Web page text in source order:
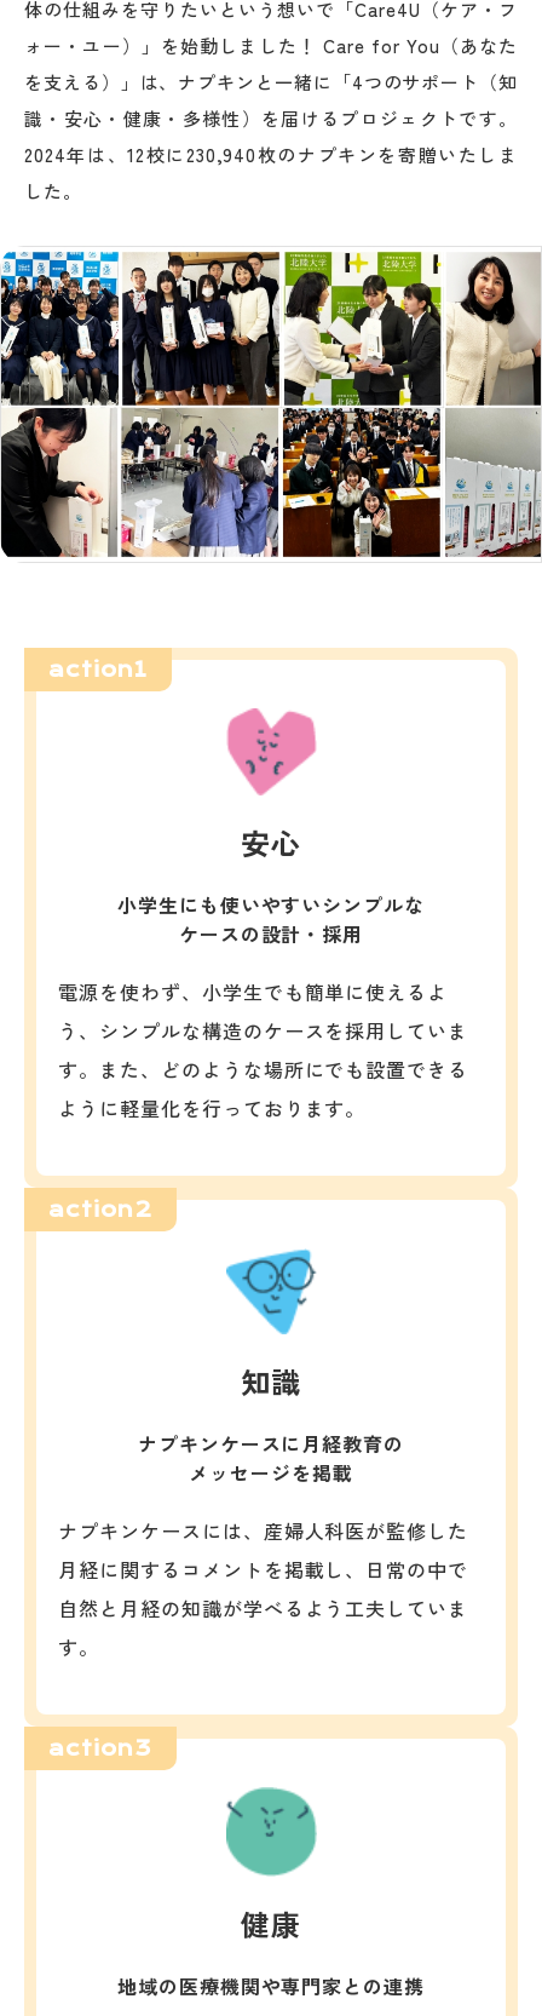
体の仕組みを守りたいという想いで「Care4U（ケア・フ
ォー・ユー）」を始動しました！ Care for You（あなた
を支える）」は、ナプキンと一緒に「4つのサポート（知
識・安心・健康・多様性）を届けるプロジェクトです。
2024年は、12校に230,940枚のナプキンを寄贈いたしま
した。
action1
安心
小学生にも使いやすいシンプルな
ケースの設計・採用
電源を使わず、小学生でも簡単に使えるよ
う、シンプルな構造のケースを採用していま
す。また、どのような場所にでも設置できる
ように軽量化を行っております。
action2
知識
ナプキンケースに月経教育の
メッセージを掲載
ナプキンケースには、産婦人科医が監修した
月経に関するコメントを掲載し、日常の中で
自然と月経の知識が学べるよう工夫していま
す。
action3
健康
地域の医療機関や専門家との連携